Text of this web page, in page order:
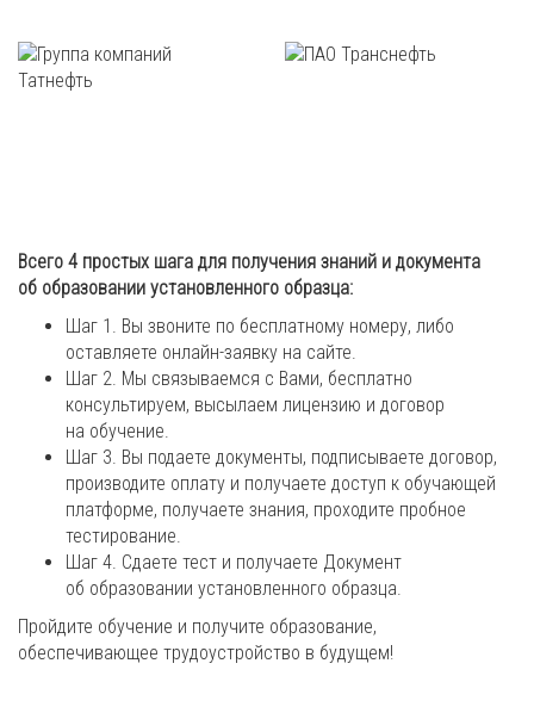
Всего 4 простых шага для получения знаний и документа
об образовании установленного образца:
Шаг 1. Вы звоните по бесплатному номеру, либо
оставляете онлайн-заявку на сайте.
Шаг 2. Мы связываемся с Вами, бесплатно
консультируем, высылаем лицензию и договор
на обучение.
Шаг 3. Вы подаете документы, подписываете договор,
производите оплату и получаете доступ к обучающей
платформе, получаете знания, проходите пробное
тестирование.
Шаг 4. Сдаете тест и получаете Документ
об образовании установленного образца.
Пройдите обучение и получите образование,
обеспечивающее трудоустройство в будущем!